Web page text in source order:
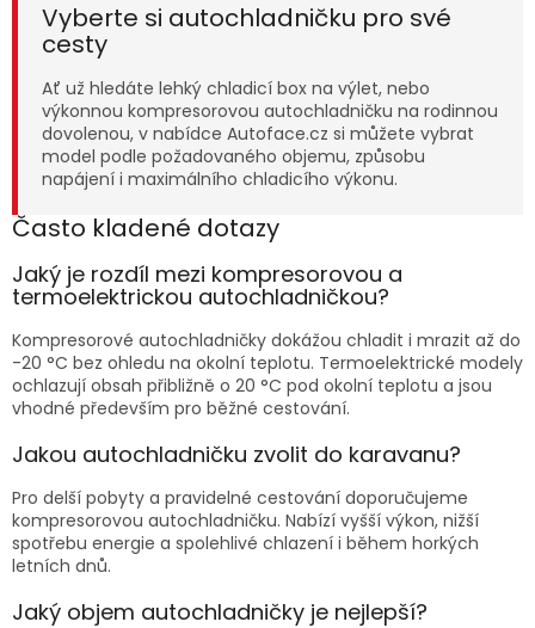
Vyberte si autochladničku pro své
cesty
Ať už hledáte lehký chladicí box na výlet, nebo
výkonnou kompresorovou autochladničku na rodinnou
dovolenou, v nabídce Autoface.cz si můžete vybrat
model podle požadovaného objemu, způsobu
napájení i maximálního chladicího výkonu.
Často kladené dotazy
Jaký je rozdíl mezi kompresorovou a
termoelektrickou autochladničkou?
Kompresorové autochladničky dokážou chladit i mrazit až do
-20 °C bez ohledu na okolní teplotu. Termoelektrické modely
ochlazují obsah přibližně o 20 °C pod okolní teplotu a jsou
vhodné především pro běžné cestování.
Jakou autochladničku zvolit do karavanu?
Pro delší pobyty a pravidelné cestování doporučujeme
kompresorovou autochladničku. Nabízí vyšší výkon, nižší
spotřebu energie a spolehlivé chlazení i během horkých
letních dnů.
Jaký objem autochladničky je nejlepší?